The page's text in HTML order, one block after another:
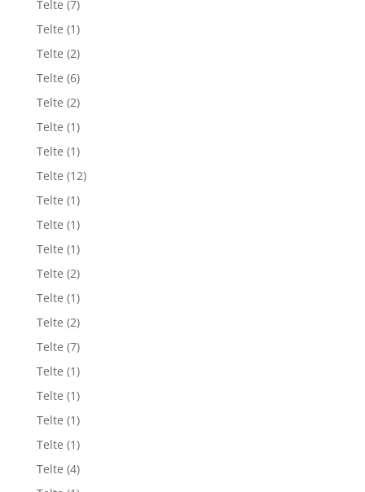
Telte (7)
Telte (1)
Telte (2)
Telte (6)
Telte (2)
Telte (1)
Telte (1)
Telte (12)
Telte (1)
Telte (1)
Telte (1)
Telte (2)
Telte (1)
Telte (2)
Telte (7)
Telte (1)
Telte (1)
Telte (1)
Telte (1)
Telte (4)